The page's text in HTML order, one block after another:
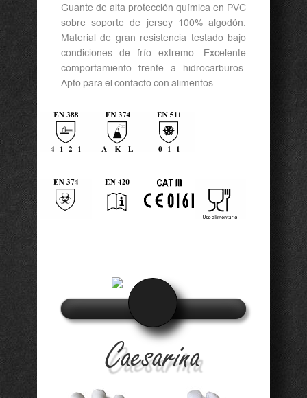
Guante de alta protección química en PVC
sobre soporte de jersey 100% algodón.
Material de gran resistencia testado bajo
condiciones de frío extremo. Excelente
comportamiento frente a hidrocarburos.
Apto para el contacto con alimentos.
Caesarina